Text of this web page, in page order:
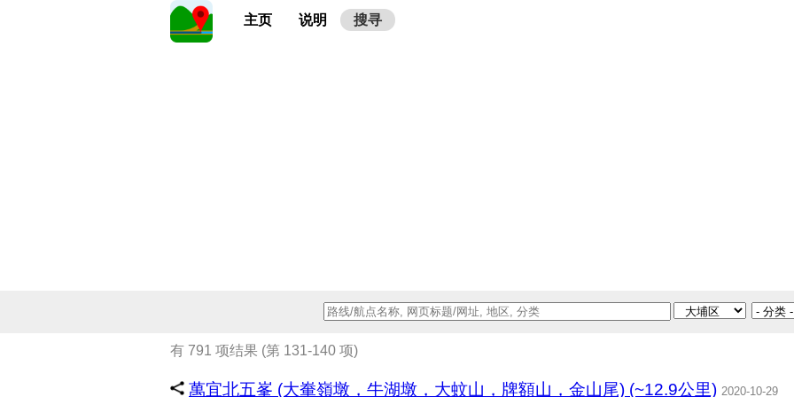
主页 说明 搜寻
有 791 项结果 (第 131-140 项)
萬宜北五峯 (大輋嶺墩，牛湖墩，大蚊山，牌額山，金山尾) (~12.9公里) 2020-10-29